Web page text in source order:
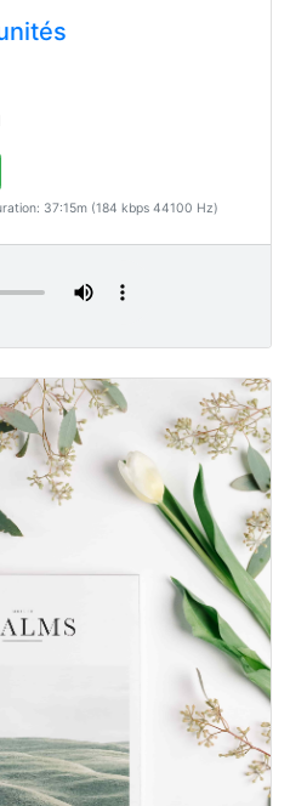
37:15m (184 kbps 44100 Hz)